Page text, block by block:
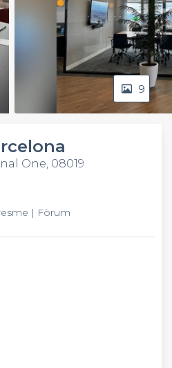
9
One, 08019
| Fòrum